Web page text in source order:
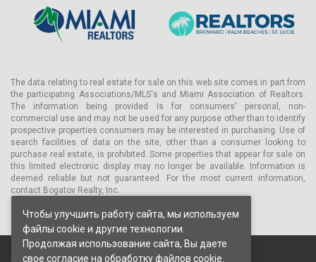
The data relating to real estate for sale on this web site comes in part from
the participating Associations/MLS's and Miami Association of Realtors.
The information being provided is for consumers' personal, non-
commercial use and may not be used for any purpose other than to identify
prospective properties consumers may be interested in purchasing. Use of
search facilities of data on the site, other than a consumer looking to
purchase real estate, is prohibited. Some properties that appear for sale on
this limited electronic display may no longer be available. Information is
deemed reliable but not guaranteed. For the most current information,
contact Bogatov Realty, Inc.
Чтобы улучшить работу сайта, мы используем
файлы cookie и другие технологии.
Продолжая использование сайта, Вы даете
свое согласие на обработку файлов cookie.
© 2026 Bogatov Realty Inc. Все права защищены.